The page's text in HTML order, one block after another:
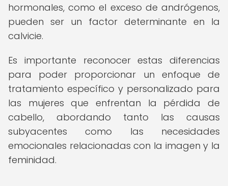
hormonales, como el exceso de andrógenos,
pueden ser un factor determinante en la
calvicie.
Es importante reconocer estas diferencias
para poder proporcionar un enfoque de
tratamiento específico y personalizado para
las mujeres que enfrentan la pérdida de
cabello, abordando tanto las causas
subyacentes como las necesidades
emocionales relacionadas con la imagen y la
feminidad.